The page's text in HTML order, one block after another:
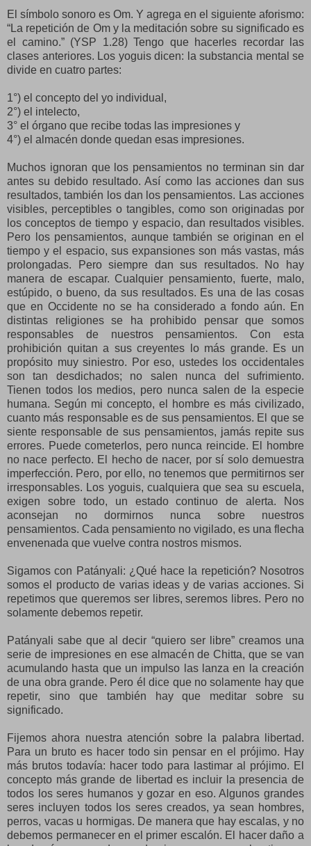
El símbolo sonoro es Om. Y agrega en el siguiente aforismo:
“La repetición de Om y la meditación sobre su significado es
el camino.” (YSP 1.28) Tengo que hacerles recordar las
clases anteriores. Los yoguis dicen: la substancia mental se
divide en cuatro partes:
1°) el concepto del yo individual,
2°) el intelecto,
3° el órgano que recibe todas las impresiones y
4°) el almacén donde quedan esas impresiones.
Muchos ignoran que los pensamientos no terminan sin dar
antes su debido resultado. Así como las acciones dan sus
resultados, también los dan los pensamientos. Las acciones
visibles, perceptibles o tangibles, como son originadas por
los conceptos de tiempo y espacio, dan resultados visibles.
Pero los pensamientos, aunque también se originan en el
tiempo y el espacio, sus expansiones son más vastas, más
prolongadas. Pero siempre dan sus resultados. No hay
manera de escapar. Cualquier pensamiento, fuerte, malo,
estúpido, o bueno, da sus resultados. Es una de las cosas
que en Occidente no se ha considerado a fondo aún. En
distintas religiones se ha prohibido pensar que somos
responsables de nuestros pensamientos. Con esta
prohibición quitan a sus creyentes lo más grande. Es un
propósito muy siniestro. Por eso, ustedes los occidentales
son tan desdichados; no salen nunca del sufrimiento.
Tienen todos los medios, pero nunca salen de la especie
humana. Según mi concepto, el hombre es más civilizado,
cuanto más responsable es de sus pensamientos. El que se
siente responsable de sus pensamientos, jamás repite sus
errores. Puede cometerlos, pero nunca reincide. El hombre
no nace perfecto. El hecho de nacer, por sí solo demuestra
imperfección. Pero, por ello, no tenemos que permitirnos ser
irresponsables. Los yoguis, cualquiera que sea su escuela,
exigen sobre todo, un estado continuo de alerta. Nos
aconsejan no dormirnos nunca sobre nuestros
pensamientos. Cada pensamiento no vigilado, es una flecha
envenenada que vuelve contra nostros mismos.
Sigamos con Patányali: ¿Qué hace la repetición? Nosotros
somos el producto de varias ideas y de varias acciones. Si
repetimos que queremos ser libres, seremos libres. Pero no
solamente debemos repetir.
Patányali sabe que al decir “quiero ser libre” creamos una
serie de impresiones en ese almacén de Chitta, que se van
acumulando hasta que un impulso las lanza en la creación
de una obra grande. Pero él dice que no solamente hay que
repetir, sino que también hay que meditar sobre su
significado.
Fijemos ahora nuestra atención sobre la palabra libertad.
Para un bruto es hacer todo sin pensar en el prójimo. Hay
más brutos todavía: hacer todo para lastimar al prójimo. El
concepto más grande de libertad es incluir la presencia de
todos los seres humanos y gozar en eso. Algunos grandes
seres incluyen todos los seres creados, ya sean hombres,
perros, vacas u hormigas. De manera que hay escalas, y no
debemos permanecer en el primer escalón. El hacer daño a